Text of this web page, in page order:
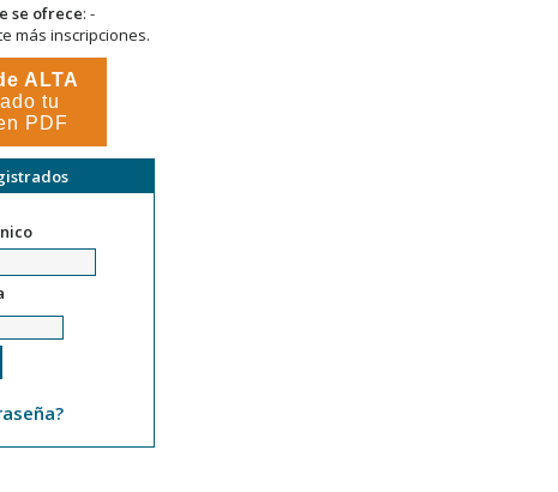
se ofrece: -
más inscripciones.
ALTA
tu
PDF